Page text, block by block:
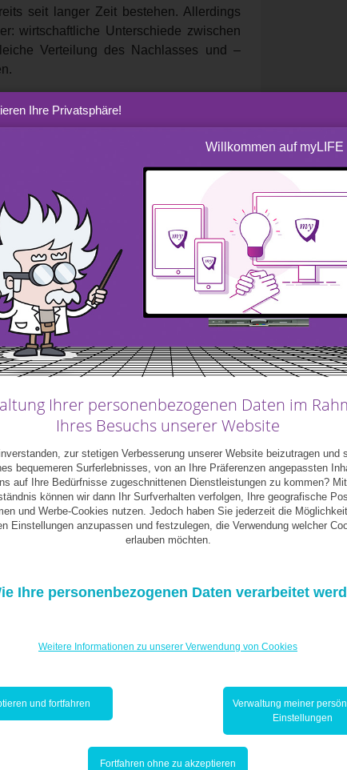
seit langer Zeit bestehen. Allerdings
wirtschaftliche Unterschiede zwischen
Verteilung des Nachlasses und –
nur eine
zu vermeiden.
dar, Wissen
Unannehmlichkeiten zu vermeiden. Sie
weiterzugeben
zu vermeiden. Es kann hilfreich
aufgebaut haben und worauf Sie dafür
Verantwortung bedeutet.
zu erläutern. Außerdem
Ihres Vermögens noch zu Lebzeiten
einfach, können aber auf lange Sicht viel
Gesicht eines ungeliebten Verwandten
er enterbt wurde, ist es für Ihre Familie in
wer was erben wird. Dies ermöglicht
Das ist vor allem dann wichtig, wenn
besteht oder zu Lebzeiten
zu
Ihre Privatsphäre!
Willkommen auf myLIFE
Ihrer personenbezogenen Daten im
Ihres Besuchs unserer Website
zur stetigen Verbesserung unserer Website beizutragen und
bequemeren Surferlebnisses, von an Ihre Präferenzen angepassten
auf Ihre Bedürfnisse zugeschnittenen Dienstleistungen zu kommen?
können wir dann Ihr Surfverhalten verfolgen, Ihre geografische
und Werbe-Cookies nutzen. Jedoch haben Sie jederzeit die
Einstellungen anzupassen und festzulegen, die Verwendung welcher
erlauben möchten.
Ihre personenbezogenen Daten verarbeitet
Weitere Informationen zu unserer Verwendung von Cookies
und fortfahren
Verwaltung meiner
Einstellungen
Fortfahren ohne zu akzeptieren